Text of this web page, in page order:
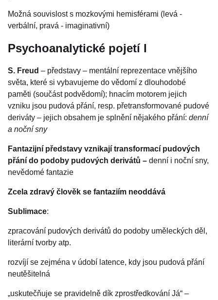
Možná souvislost s mozkovými hemisférami (levá -
verbální, pravá - imaginativní)
Psychoanalytické pojetí I
S. Freud – představy – mentální reprezentace vnějšího
světa, které si vybavujeme do vědomí z dlouhodobé
paměti (součást podvědomí); hnacím motorem jejich
vzniku jsou pudová přání, resp. přetransformované pudové
deriváty – jejich obsahem je splnění nějakého přání: denní
a noční sny
Fantazijní představy vznikají transformací pudových
přání do podoby pudových derivátů – denní i noční sny,
nevědomé fantazie
Zcela zdravý člověk se fantaziím neoddává
Sublimace:
zpracování pudových derivátů do podoby uměleckých děl,
literární tvorby atp.
rozvíjí se zejména v údobí latence, kdy jsou pudová přání
neutěšitelná
„uskutečňuje se pravidelně dík zprostředkování Já“ –